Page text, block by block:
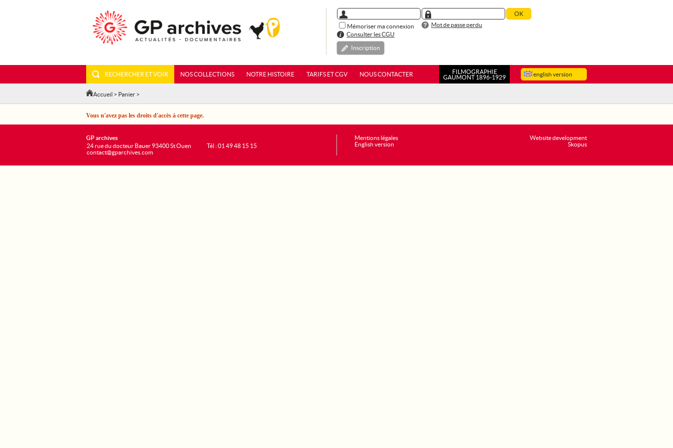
Mémoriser ma connexion
Mot de passe perdu
Consulter les CGU
Inscription
english version
RECHERCHER ET VOIR NOS COLLECTIONS NOTRE HISTOIRE TARIFS ET CGV NOUS CONTACTER
FILMOGRAPHIE
GAUMONT 1896-1929
Accueil > Panier >
Vous n'avez pas les droits d'accès à cette page.
Website development
Skopus
GP archives
24 rue du docteur Bauer 93400 St Ouen
contact@gparchives.com
Tél : 01 49 48 15 15
Mentions légales
English version